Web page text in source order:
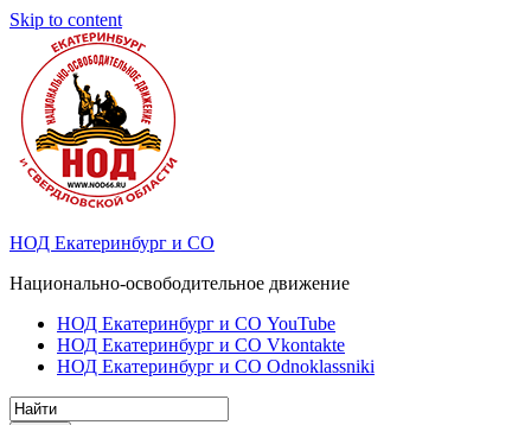
Skip to content
НОД Екатеринбург и СО
Национально-освободительное движение
НОД Екатеринбург и СО YouTube
НОД Екатеринбург и СО Vkontakte
НОД Екатеринбург и СО Odnoklassniki